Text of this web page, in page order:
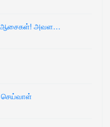
ஆசைகள்! அவள…
செய்வாள்